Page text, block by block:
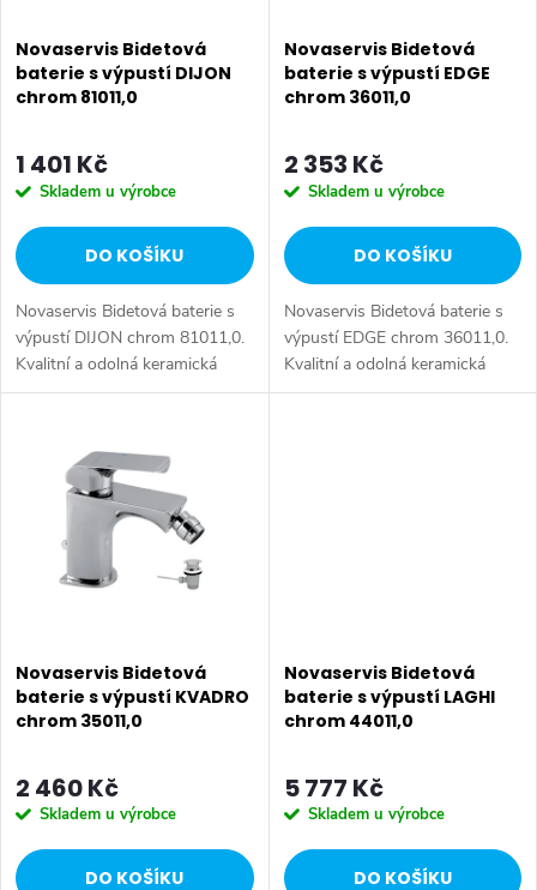
p
r
d
u
k
t
ů
p
r
o
d
u
k
t
Novaservis Bidetová
baterie s výpustí DIJON
chrom 81011,0
1 401 Kč
Skladem u výrobce
DO KOŠÍKU
Novaservis Bidetová baterie s
výpustí DIJON chrom 81011,0.
Kvalitní a odolná keramická
kartuše 35 mm s prodlouženou
Novaservis Bidetová
baterie s výpustí EDGE
chrom 36011,0
2 353 Kč
Skladem u výrobce
DO KOŠÍKU
Novaservis Bidetová baterie s
výpustí EDGE chrom 36011,0.
Kvalitní a odolná keramická
kartuše 35 mm s prodlouženou
Novaservis Bidetová
baterie s výpustí KVADRO
chrom 35011,0
2 460 Kč
Skladem u výrobce
DO KOŠÍKU
Novaservis Bidetová
baterie s výpustí LAGHI
chrom 44011,0
5 777 Kč
Skladem u výrobce
DO KOŠÍKU